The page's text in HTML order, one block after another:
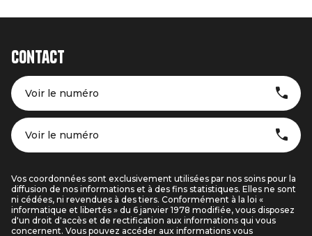
Contact
Voir le numéro
Voir le numéro
Vos coordonnées sont exclusivement utilisées par nos soins pour la
diffusion de nos informations et à des fins statistiques. Elles ne sont
ni cédées, ni revendues à des tiers. Conformément à la loi «
informatique et libertés » du 6 janvier 1978 modifiée, vous disposez
d'un droit d'accès et de rectification aux informations qui vous
concernent. Vous pouvez accéder aux informations vous